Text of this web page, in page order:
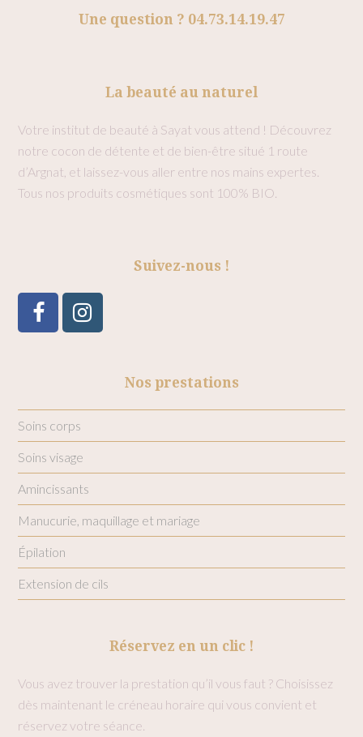
Une question ? 04.73.14.19.47
La beauté au naturel
Votre institut de beauté à Sayat vous attend ! Découvrez
notre cocon de détente et de bien-être situé 1 route
d’Argnat, et laissez-vous aller entre nos mains expertes.
Tous nos produits cosmétiques sont 100% BIO.
Suivez-nous !
FacebookInstagram
Nos prestations
Soins corps
Soins visage
Amincissants
Manucurie, maquillage et mariage
Épilation
Extension de cils
Réservez en un clic !
Vous avez trouver la prestation qu’il vous faut ? Choisissez
dès maintenant le créneau horaire qui vous convient et
réservez votre séance.